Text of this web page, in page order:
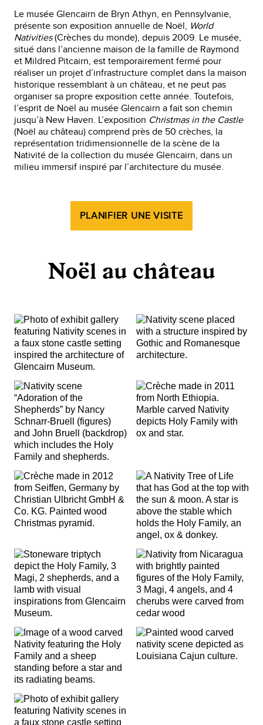
Le musée Glencairn de Bryn Athyn, en Pennsylvanie,
présente son exposition annuelle de Noël, World
Nativities(Crèches du monde), depuis 2009. Le musée,
situé dans l’ancienne maison de la famille de Raymond
et Mildred Pitcairn, est temporairement fermé pour
réaliser un projet d’infrastructure complet dans la maison
historique ressemblant à un château, et ne peut pas
organiser sa propre exposition cette année. Toutefois,
l’esprit de Noël au musée Glencairn a fait son chemin
jusqu’à New Haven. L’exposition Christmas in the Castle
(Noël au château) comprend près de 50 crèches, la
représentation tridimensionnelle de la scène de la
Nativité de la collection du musée Glencairn, dans un
milieu immersif inspiré par l’architecture du musée.
PLANIFIER UNE VISITE
Noël au château